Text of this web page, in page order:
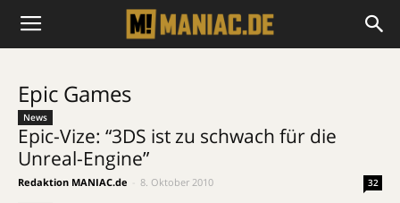
Epic Games
News
Epic-Vize: “3DS ist zu schwach für die
Unreal-Engine”
Redaktion MANIAC.de 8. Oktober 2010 32